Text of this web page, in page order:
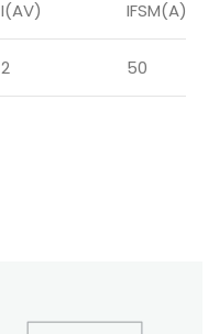
I(AV) IFSM(A)
2 50